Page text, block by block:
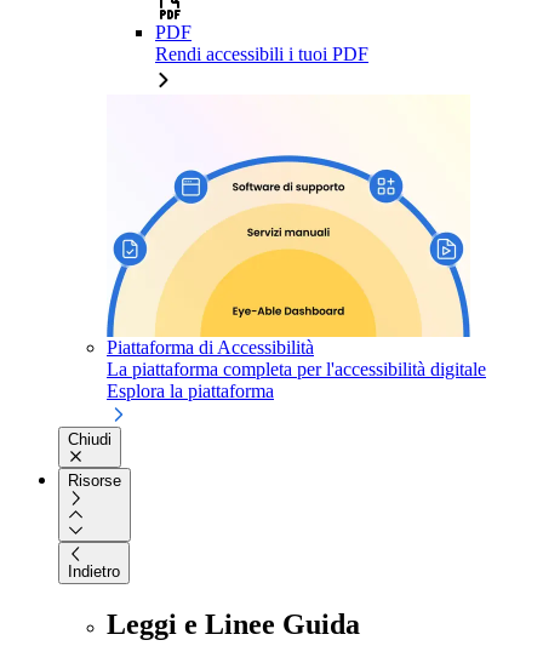
PDF
Rendi accessibili i tuoi PDF
Piattaforma di Accessibilità
La piattaforma completa per l'accessibilità digitale
Esplora la piattaforma
Chiudi
Risorse
Indietro
Leggi e Linee Guida